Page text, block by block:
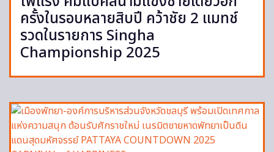
ครั้งในรอบหลายสิบปี คว้าชัย 2 แมทช์
รวดในรายการ Singha
Championship 2025